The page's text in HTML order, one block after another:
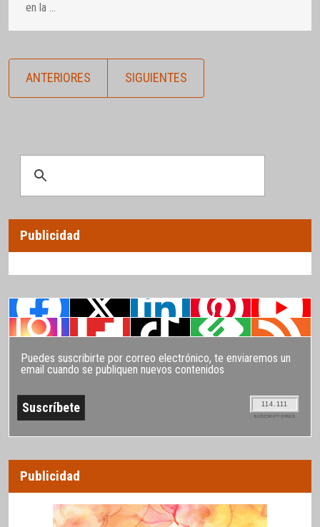
en la
ANTERIORES SIGUIENTES
Publicidad
Puedes suscribirte por correo electrónico, te enviaremos un
email cuando se publiquen nuevos contenidos
114.111
SUSCRIPTORES
Publicidad